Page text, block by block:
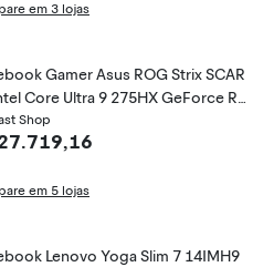
em 3 lojas
Gamer Asus ROG Strix SCAR
Core Ultra 9 275HX GeForce RT
Ti 16" 32GB SSD 1TB Windows 1
RW014W
Shop
em 5 lojas
Lenovo Yoga Slim 7 14IMH9